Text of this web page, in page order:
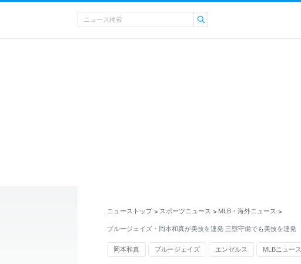
ニューストップ > スポーツニュース > MLB・海外ニュース >
ブルージェイズ・岡本和真が美技を連発 三塁守備でも美技を連発
岡本和真 ブルージェイズ エンゼルス MLBニュース